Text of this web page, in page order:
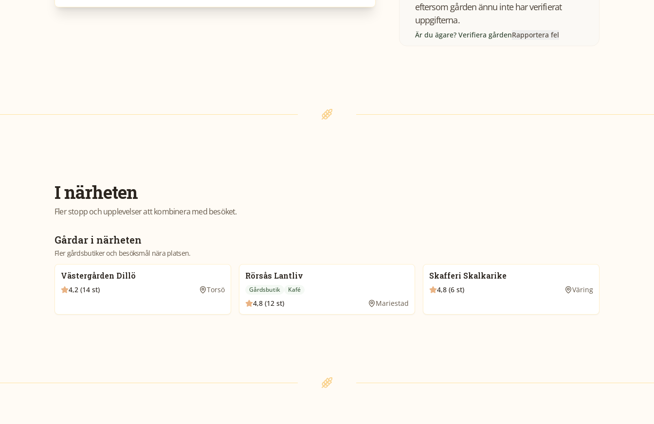
eftersom gården ännu inte har verifierat
uppgifterna.
Är du ägare? Verifiera gårdenRapportera fel
I närheten
Fler stopp och upplevelser att kombinera med besöket.
Gårdar i närheten
Fler gårdsbutiker och besöksmål nära platsen.
Västergården Dillö
4,2 (14 st) Torsö
Rörsås Lantliv
Gårdsbutik Kafé
4,8 (12 st) Mariestad
Skafferi Skalkarike
4,8 (6 st) Väring